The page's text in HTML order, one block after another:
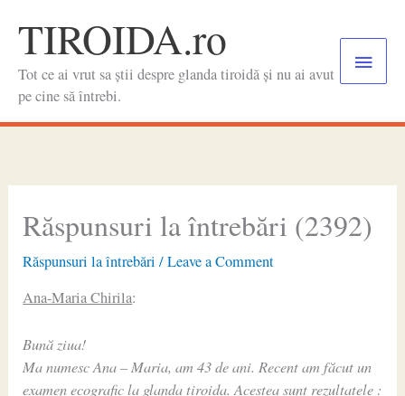
contentTIROIDA.ro
Tot ce ai vrut sa știi despre glanda tiroidă și nu ai avut
pe cine să întrebi.
Main
Răspunsuri la întrebări (2392)
Răspunsuri la întrebări /Leave a Comment
Ana-Maria Chirila:
Bună ziua!
Ma numesc Ana – Maria, am 43 de ani. Recent am făcut un
examen ecografic la glanda tiroida. Acestea sunt rezultatele :